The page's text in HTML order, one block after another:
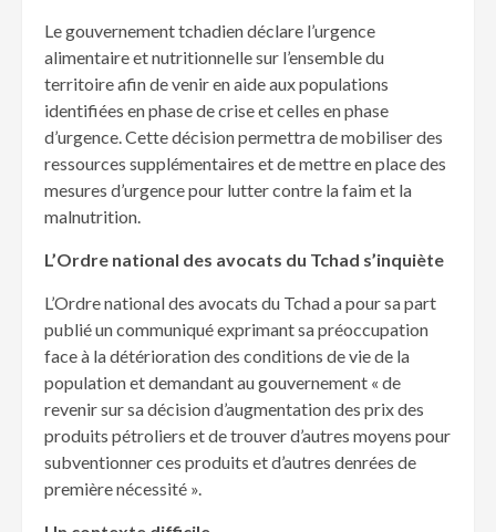
Le gouvernement tchadien déclare l’urgence
alimentaire et nutritionnelle sur l’ensemble du
territoire afin de venir en aide aux populations
identifiées en phase de crise et celles en phase
d’urgence. Cette décision permettra de mobiliser des
ressources supplémentaires et de mettre en place des
mesures d’urgence pour lutter contre la faim et la
malnutrition.
L’Ordre national des avocats du Tchad s’inquiète
L’Ordre national des avocats du Tchad a pour sa part
publié un communiqué exprimant sa préoccupation
face à la détérioration des conditions de vie de la
population et demandant au gouvernement « de
revenir sur sa décision d’augmentation des prix des
produits pétroliers et de trouver d’autres moyens pour
subventionner ces produits et d’autres denrées de
première nécessité ».